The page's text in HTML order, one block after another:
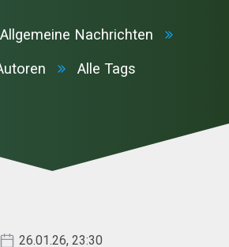
Allgemeine Nachrichten
Alle Tags
26.01.26, 23:30